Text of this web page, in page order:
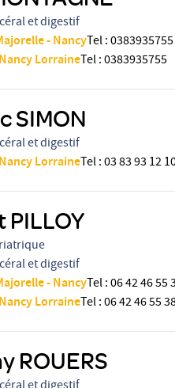
et digestif
- NancyTel:0383935755
LorraineTel:0383935755
SIMON
et digestif
LorraineTel:03 83 93 12
et digestif
- NancyTel:06 42 46 55
LorraineTel:06 42 46 55
ROUERS